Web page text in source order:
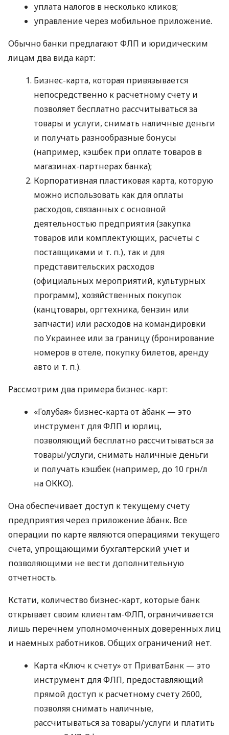
уплата налогов в несколько кликов;
управление через мобильное приложение.
Обычно банки предлагают ФЛП и юридическим
лицам два вида карт:
Бизнес-карта, которая привязывается
непосредственно к расчетному счету и
позволяет бесплатно рассчитываться за
товары и услуги, снимать наличные деньги
и получать разнообразные бонусы
(например, кэшбек при оплате товаров в
магазинах-партнерах банка);
Корпоративная пластиковая карта, которую
можно использовать как для оплаты
расходов, связанных с основной
деятельностью предприятия (закупка
товаров или комплектующих, расчеты с
поставщиками и т. п.), так и для
представительских расходов
(официальных мероприятий, культурных
программ), хозяйственных покупок
(канцтовары, оргтехника, бензин или
запчасти) или расходов на командировки
по Украинее или за границу (бронирование
номеров в отеле, покупку билетов, аренду
авто и т. п.).
Рассмотрим два примера бизнес-карт:
«Голубая» бизнес-карта от àбанк — это
инструмент для ФЛП и юрлиц,
позволяющий бесплатно рассчитываться за
товары/услуги, снимать наличные деньги
и получать кэшбек (например, до 10 грн/л
на ОККО).
Она обеспечивает доступ к текущему счету
предприятия через приложение àбанк. Все
операции по карте являются операциями текущего
счета, упрощающими бухгалтерский учет и
позволяющими не вести дополнительную
отчетность.
Кстати, количество бизнес-карт, которые банк
открывает своим клиентам-ФЛП, ограничивается
лишь перечнем уполномоченных доверенных лиц
и наемных работников. Общих ограничений нет.
Карта «Ключ к счету» от ПриватБанк — это
инструмент для ФЛП, предоставляющий
прямой доступ к расчетному счету 2600,
позволяя снимать наличные,
рассчитываться за товары/услуги и платить